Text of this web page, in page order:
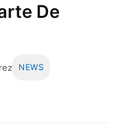
De
NEWS